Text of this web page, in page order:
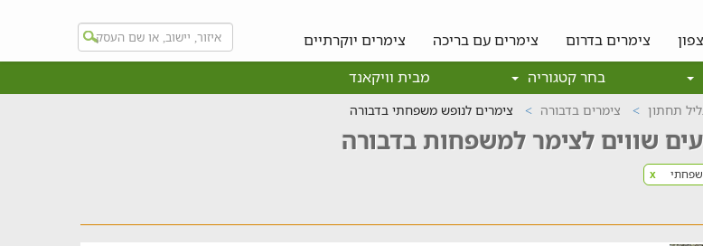
צימרים בדרום צימרים עם בריכה
צימרים יוקרתיים
בחר קטגוריה מבית וויקאנד
תחתון צימרים בדבורה צימרים לנופש משפחתי בדבורה
שווים לצימר למשפחות בדבורה
x